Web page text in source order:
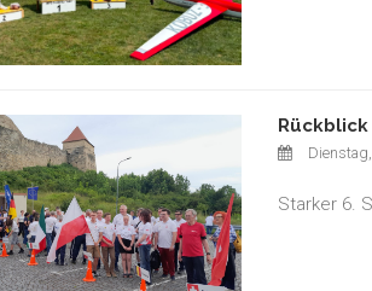
Rückblick
Starker 6.